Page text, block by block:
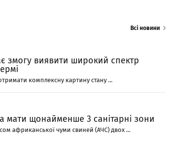
Всі новини
змогу виявити широкий спектр
комплексну картину стану ...
щонайменше 3 санітарні зони
африканської чуми свиней (АЧС) двох ...